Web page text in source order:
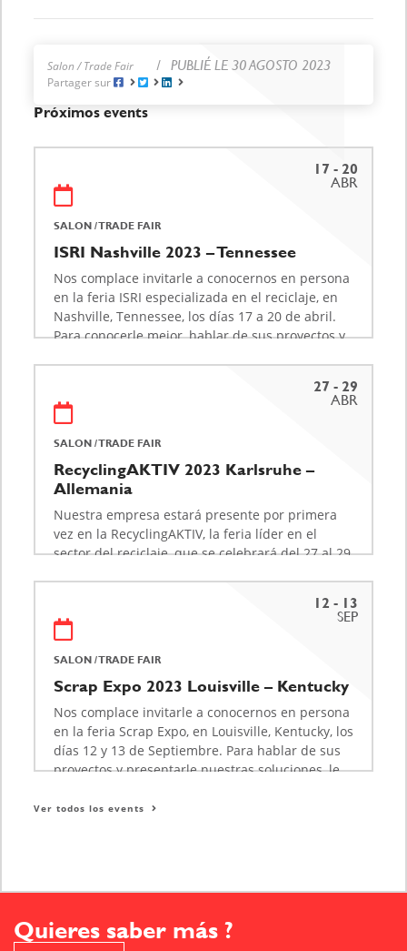
Salon / Trade Fair PUBLIÉ LE 30 AGOSTO 2023
Partager sur
Próximos events
17 - 20
ABR
SALON / TRADE FAIR
ISRI Nashville 2023 – Tennessee
Nos complace invitarle a conocernos en persona
en la feria ISRI especializada en el reciclaje, en
Nashville, Tennessee, los días 17 a 20 de abril.
Para conocerle mejor, hablar de sus proyectos y
Saber más sobre
27 - 29
ABR
SALON / TRADE FAIR
RecyclingAKTIV 2023 Karlsruhe –
Allemania
Nuestra empresa estará presente por primera
vez en la RecyclingAKTIV, la feria líder en el
sector del reciclaje, que se celebrará del 27 al 29
Saber más sobre
12 - 13
SEP
SALON / TRADE FAIR
Scrap Expo 2023 Louisville – Kentucky
Nos complace invitarle a conocernos en persona
en la feria Scrap Expo, en Louisville, Kentucky, los
días 12 y 13 de Septiembre. Para hablar de sus
proyectos y presentarle nuestras soluciones, le
presencia de nuestro Vicepresidente de…
Ver todos los events
Quieres saber más ?